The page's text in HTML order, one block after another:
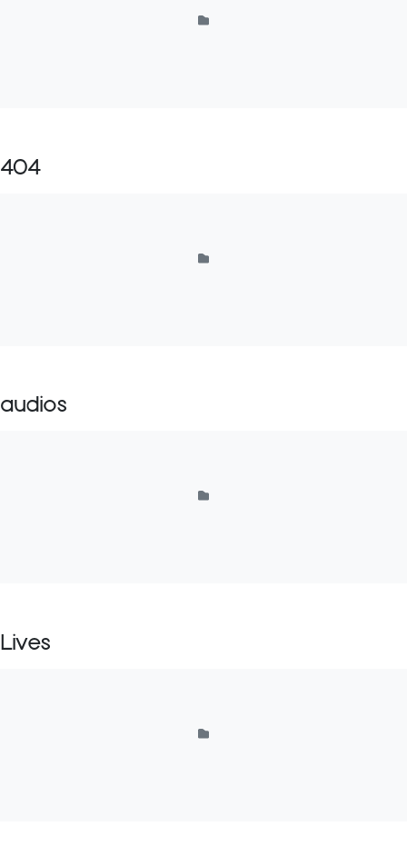
404
audios
Lives